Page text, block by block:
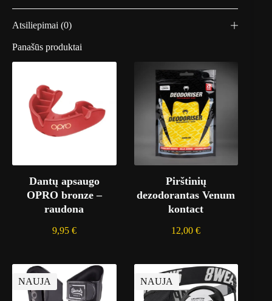
Atsiliepimai (0)
Panašūs produktai
Dantų apsaugo
OPRO bronze –
raudona
9,95 €
Pirštinių
dezodorantas Venum
kontact
12,00€
NAUJA NAUJA